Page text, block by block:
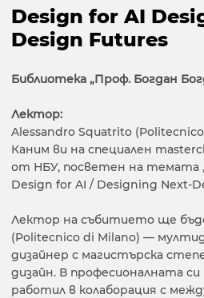
Design for AI
Design Futures
Библиотека „Проф. Богдан
Лектор:
Alessandro Squatrito
Каним ви на специален
от НБУ, посветен на темата
Design for AI / Designing Next-
Лектор на събитието ще
(Politecnico di Milano) —
дизайнер с магистърска
дизайн. В професионалната
работил в колаборация с